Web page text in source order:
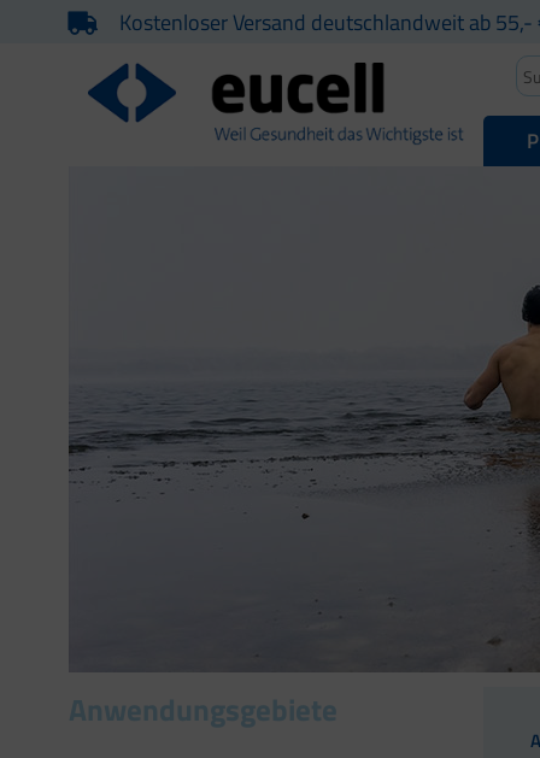
Kostenloser Versand deutschlandweit ab 55,-
Anwendungsgebiete